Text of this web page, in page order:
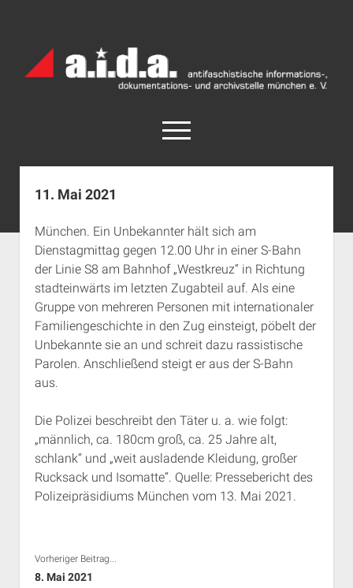
Archiv
München
open
menu
facebook
rss info@aida-archiv.de
Aktuelles
Termine
open
dropdown
menu
Antifaschistische Termine im Süden
Antifaschistische Termine in München
Rechte Termine im Süden
Rechte Termine München
Chronologie
Das Archiv
open
dropdown
menu
a.i.d.a. e. V. unterstützen
Über a.i.d.a.
Bibliothek
Kontakt & PGP-Key
Impressum
11. Mai 2021
München. Ein Unbekannter hält sich am
Dienstagmittag gegen 12.00 Uhr in einer S-Bahn
der Linie S8 am Bahnhof „Westkreuz“ in Richtung
stadteinwärts im letzten Zugabteil auf. Als eine
Gruppe von mehreren Personen mit internationaler
Familiengeschichte in den Zug einsteigt, pöbelt der
Unbekannte sie an und schreit dazu rassistische
Parolen. Anschließend steigt er aus der S-Bahn
aus.
Die Polizei beschreibt den Täter u. a. wie folgt:
„männlich, ca. 180cm groß, ca. 25 Jahre alt,
schlank“ und „weit ausladende Kleidung, großer
Rucksack und Isomatte“. Quelle: Pressebericht des
Polizeipräsidiums München vom 13. Mai 2021.
Vorheriger Beitrag...
8. Mai 2021